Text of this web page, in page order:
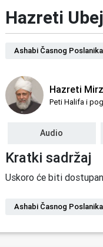
Hazreti
Ashabi Časnog
Hazreti
Peti Halifa i
Audio
Kratki sadržaj
Uskoro će biti
Ashabi Časnog Poslanika